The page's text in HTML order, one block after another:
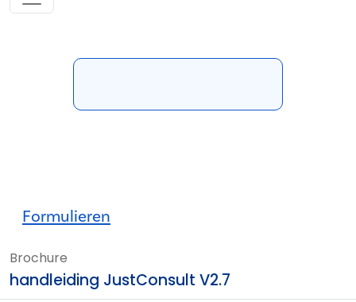
Formulieren
Brochure
handleiding JustConsult V2.7